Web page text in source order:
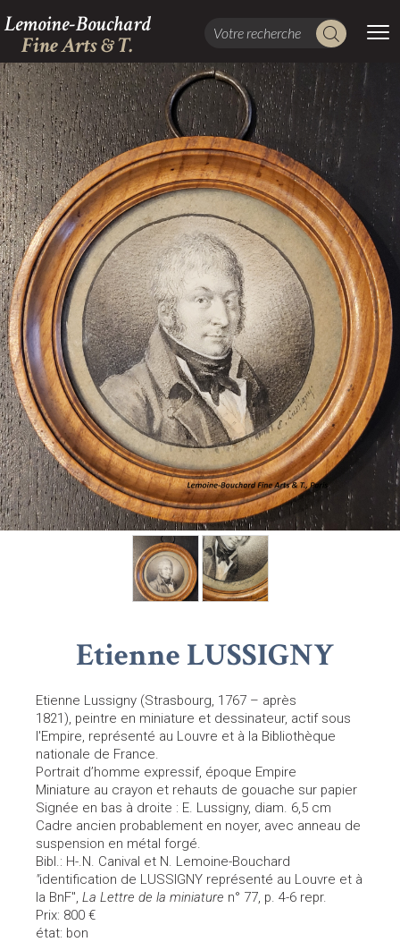
Lemoine-Bouchard
Fine Arts & T.
Etienne LUSSIGNY
Etienne Lussigny (Strasbourg, 1767 – après
1821), peintre en miniature et dessinateur, actif sous
l'Empire, représenté au Louvre et à la Bibliothèque
nationale de France.
Portrait d’homme expressif, époque Empire
Miniature au crayon et rehauts de gouache sur papier
Signée en bas à droite : E. Lussigny, diam. 6,5 cm
Cadre ancien probablement en noyer, avec anneau de
suspension en métal forgé.
Bibl.: H-.N. Canival et N. Lemoine-Bouchard
"identification de LUSSIGNY représenté au Louvre et à
la BnF", La Lettre de la miniature n° 77, p. 4-6 repr.
Prix: 800 €
état: bon